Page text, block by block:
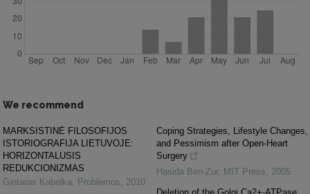
We recommend
MARKSISTINĖ FILOSOFIJOS
ISTORIOGRAFIJA LIETUVOJE:
HORIZONTALUSIS
REDUKCIONIZMAS
Gintaras Kabelka, Problemos, 2010
Coping Strategies, Lifestyle Changes,
and Pessimism after Open-Heart
Surgery
Hasida Ben-Zur, MIT Press, 2005